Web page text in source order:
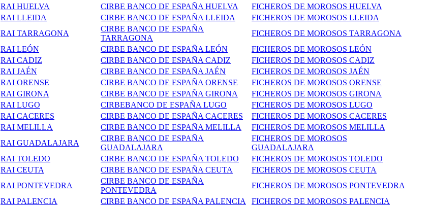
RAI HUELVA CIRBE BANCO DE ESPAÑA HUELVA
FICHEROS DE MOROSOS HUELVA
RAI LLEIDA CIRBE BANCO DE ESPAÑA LLEIDA
FICHEROS DE MOROSOS LLEIDA
RAI TARRAGONA
CIRBE BANCO DE ESPAÑA
TARRAGONA
FICHEROS DE MOROSOS TARRAGONA
RAI LEÓN CIRBE BANCO DE ESPAÑA LEÓN
FICHEROS DE MOROSOS LEÓN
RAI CADIZ CIRBE BANCO DE ESPAÑA CADIZ
FICHEROS DE MOROSOS CADIZ
RAI JAÉN CIRBE BANCO DE ESPAÑA JAÉN
FICHEROS DE MOROSOS JAÉN
RAI ORENSE CIRBE BANCO DE ESPAÑA ORENSE
FICHEROS DE MOROSOS ORENSE
RAI GIRONA CIRBE BANCO DE ESPAÑA GIRONA
FICHEROS DE MOROSOS GIRONA
RAI LUGO CIRBEBANCO DE ESPAÑA LUGO
FICHEROS DE MOROSOS LUGO
RAI CACERES CIRBE BANCO DE ESPAÑA CACERES
FICHEROS DE MOROSOS CACERES
RAI MELILLA CIRBE BANCO DE ESPAÑA MELILLA
FICHEROS DE MOROSOS MELILLA
RAI GUADALAJARA
CIRBE BANCO DE ESPAÑA
GUADALAJARA
FICHEROS DE MOROSOS
GUADALAJARA
RAI TOLEDO CIRBE BANCO DE ESPAÑA TOLEDO
FICHEROS DE MOROSOS TOLEDO
RAI CEUTA CIRBE BANCO DE ESPAÑA CEUTA
FICHEROS DE MOROSOS CEUTA
RAI PONTEVEDRA
CIRBE BANCO DE ESPAÑA
PONTEVEDRA
FICHEROS DE MOROSOS PONTEVEDRA
RAI PALENCIA CIRBE BANCO DE ESPAÑA PALENCIA
FICHEROS DE MOROSOS PALENCIA